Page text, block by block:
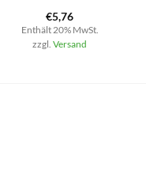
€5,76
Enthält 20% MwSt.
zzgl.Versand